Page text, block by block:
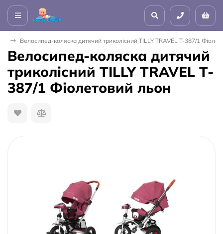
Велосипед-коляска дитячий триколісний TILLY TRAVEL T-387/1
Велосипед-коляска дитячий
триколісний TILLY TRAVEL T-
387/1 Фіолетовий льон